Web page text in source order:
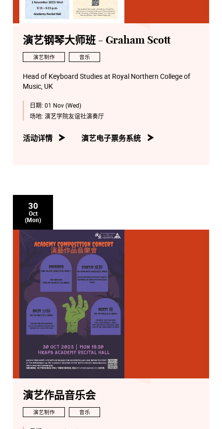
演艺钢琴大师班 - Graham Scott
演艺制作 音乐
Head of Keyboard Studies at Royal Northern College of
Music, UK
日期: 01 Nov (Wed)
场地: 演艺学院友谊社演奏厅
活动详情 演艺电子票务系统
30
Oct
(Mon)
演艺作品音乐会
演艺制作 音乐